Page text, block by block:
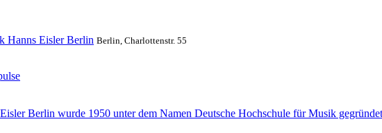
Hanns Eisler Berlin Berlin, Charlottenstr. 55
Berlin wurde 1950 unter dem Namen Deutsche Hochschule für Musik